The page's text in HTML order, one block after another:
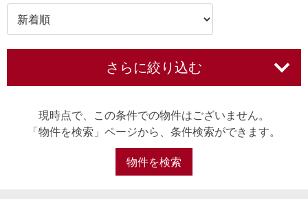
さらに絞り込む
現時点で、この条件での物件はございません。
「物件を検索」ページから、条件検索ができます。
物件を検索